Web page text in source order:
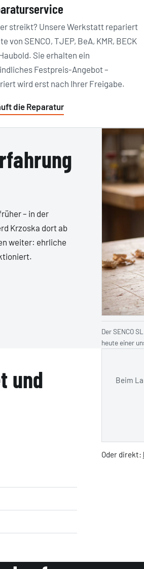
streikt? Unsere Werkstatt repariert
von SENCO, TJEP, BeA, KMR, BECK
Sie erhalten ein
Festpreis-Angebot –
wird erst nach Ihrer Freigabe.
die Reparatur
– in der
Krzoska dort ab
weiter: ehrliche
Der SENCO
heute einer
und
Beim
Oder direkt: